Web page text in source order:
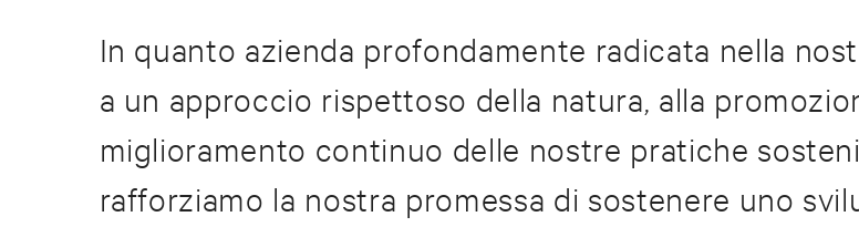
In quanto azienda profondamente radicata nella
a un approccio rispettoso della natura, alla
miglioramento continuo delle nostre pratiche
rafforziamo la nostra promessa di sostenere uno